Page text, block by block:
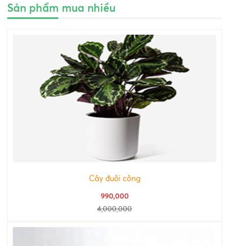
Sản phẩm mua nhiều
Cây đuôi công
990,000
4,000,000